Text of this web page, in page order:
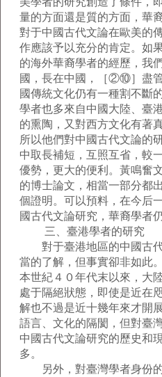
量的方面還是質的方面，華
對于中國古代文論在歐美的
作應該予以充分的肯定。如
的海外華裔學者的經歷，我
國，長在中國，［②⑩］盡
國傳統文化仍有一種割不斷
學者也多來自中國大陸、臺
的熏陶，又對西方文化有著
所以他們對中國古代文論的
中取長補短，互照互省，較
優勢，更大的便利。黃鳴奮
的博士論文，相當一部分都
個證明。可以預料，在今后
國古代文論研究，華裔學者
三、臺港學者的研究
對于臺港地區的中國古代
當的了解，但事實卻非如此
本世紀４０年代末以來，大
處于隔絕狀態，即使是近在
解也不過是近十幾年來才開
語言、文化的隔閡，但對臺
中國古代文論研究的歷史和
多。
另外，對臺灣學者身份的